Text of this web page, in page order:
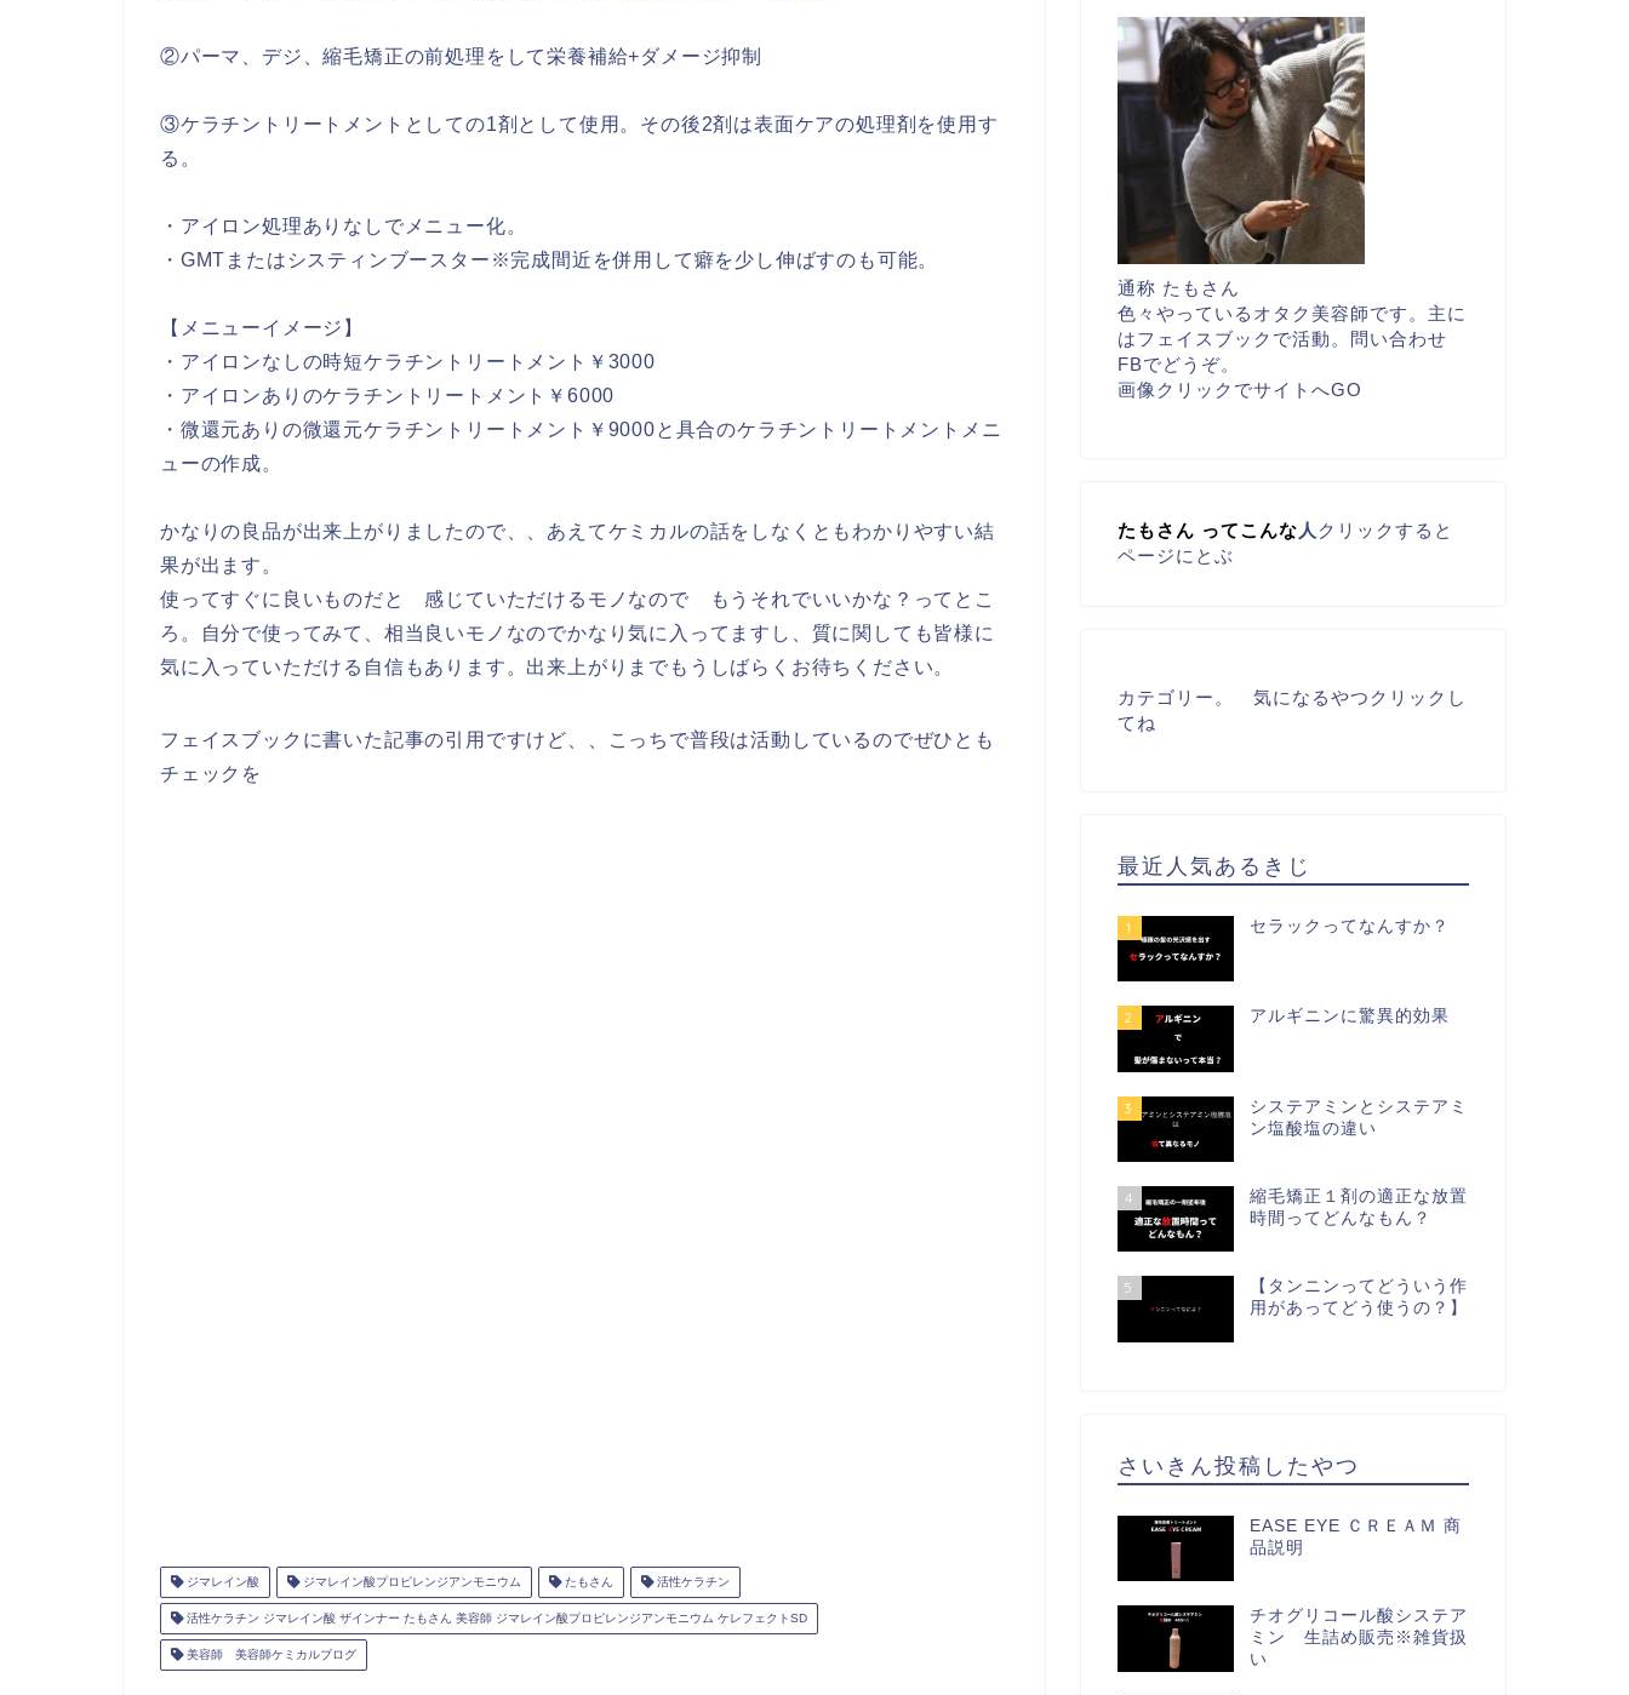
②パーマ、デジ、縮毛矯正の前処理をして栄養補給+ダメージ抑制
③ケラチントリートメントとしての1剤として使用。その後2剤は表面ケアの処理剤を使用す
る。
・アイロン処理ありなしでメニュー化。
・GMTまたはシスティンブースター※完成間近を併用して癖を少し伸ばすのも可能。
【メニューイメージ】
・アイロンなしの時短ケラチントリートメント￥3000
・アイロンありのケラチントリートメント￥6000
・微還元ありの微還元ケラチントリートメント￥9000と具合のケラチントリートメントメニ
ューの作成。
かなりの良品が出来上がりましたので、、あえてケミカルの話をしなくともわかりやすい結
果が出ます。
使ってすぐに良いものだと 感じていただけるモノなので もうそれでいいかな？ってとこ
ろ。自分で使ってみて、相当良いモノなのでかなり気に入ってますし、質に関しても皆様に
気に入っていただける自信もあります。出来上がりまでもうしばらくお待ちください。
フェイスブックに書いた記事の引用ですけど、、こっちで普段は活動しているのでぜひとも
チェックを
ジマレイン酸 ジマレイン酸プロピレンジアンモニウム たもさん 活性ケラチン
活性ケラチン ジマレイン酸 ザインナー たもさん 美容師 ジマレイン酸プロピレンジアンモニウム ケレフェクトSD
美容師 美容師ケミカルブログ
通称 たもさん
色々やっているオタク美容師です。主に
はフェイスブックで活動。問い合わせ
FBでどうぞ。
画像クリックでサイトへGO
たもさん ってこんな 人 クリックすると
ページにとぶ
カテゴリー。　気になるやつクリックし
てね
最近人気あるきじ
1 セラックってなんすか？
2 アルギニンに驚異的効果
3
システアミンとシステアミ
ン塩酸塩の違い
4
縮毛矯正１剤の適正な放置
時間ってどんなもん？
5
【タンニンってどういう作
用があってどう使うの？】
さいきん投稿したやつ
EASE EYE ＣＲＥＡＭ 商
品説明
チオグリコール酸システア
ミン 生詰め販売※雑貨扱
い